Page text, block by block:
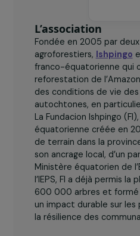
L’association
Fondée en 2005 par
agroforestiers,